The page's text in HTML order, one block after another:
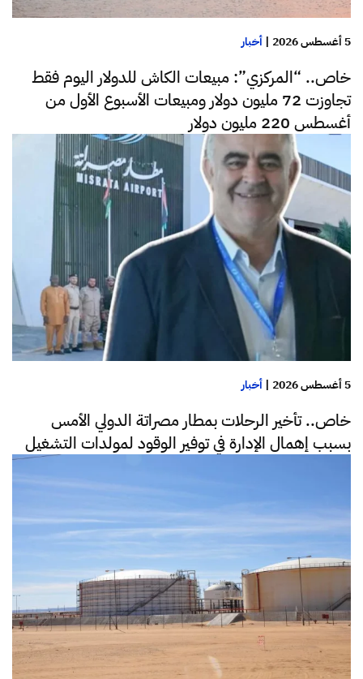
5 أغسطس 2026 | أخبار
خاص.. “المركزي”: مبيعات الكاش للدولار اليوم فقط
تجاوزت 72 مليون دولار ومبيعات الأسبوع الأول من
أغسطس 220 مليون دولار
5 أغسطس 2026 | أخبار
خاص.. تأخير الرحلات بمطار مصراتة الدولي الأمس
بسبب إهمال الإدارة في توفير الوقود لمولدات التشغيل